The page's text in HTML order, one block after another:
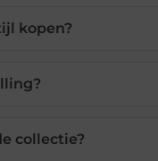
kopen?
collectie?